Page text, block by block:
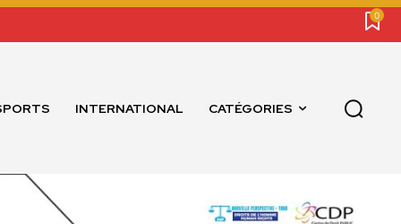
0
INTERNATIONAL CATÉGORIES